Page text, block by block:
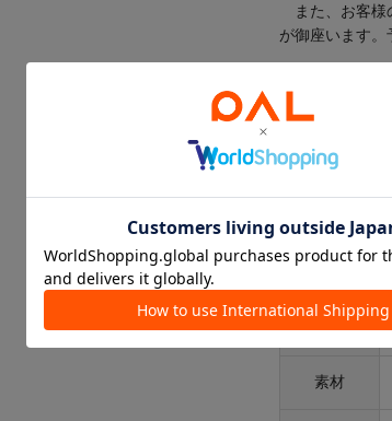
また、お客様
が御座います。
商品詳細
品番
素材